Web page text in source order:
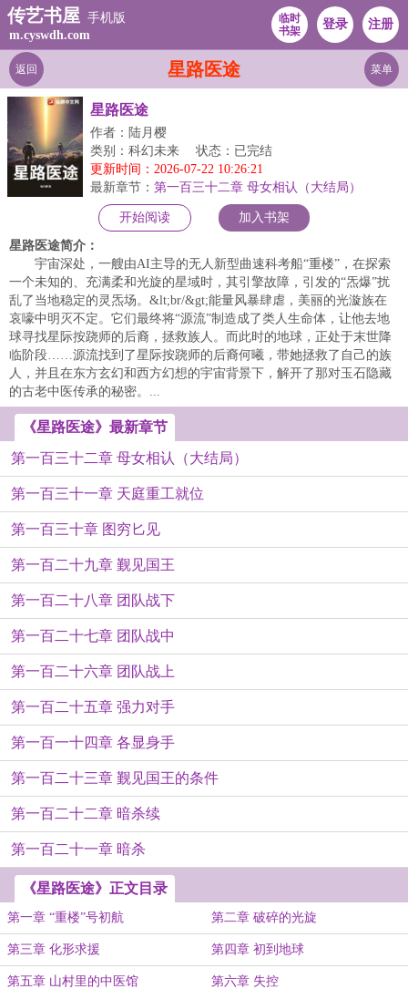
传艺书屋 手机版
m.cyswdh.com
临时
书架
登录 注册
星路医途
返回 菜单
星路医途
作者：陆月樱
类别：科幻未来
状态：已完结
更新时间：2026-07-22 10:26:21
最新章节： 第一百三十二章 母女相认（大结局）
开始阅读 加入书架
星路医途简介：
宇宙深处，一艘由AI主导的无人新型曲速科考船“重楼”，在探索
一个未知的、充满柔和光旋的星域时，其引擎故障，引发的“炁爆”扰
乱了当地稳定的灵炁场。&lt;br/&gt;能量风暴肆虐，美丽的光漩族在
哀嚎中明灭不定。它们最终将“源流”制造成了类人生命体，让他去地
球寻找星际按跷师的后裔，拯救族人。而此时的地球，正处于末世降
临阶段……源流找到了星际按跷师的后裔何曦，带她拯救了自己的族
人，并且在东方玄幻和西方幻想的宇宙背景下，解开了那对玉石隐藏
的古老中医传承的秘密。...
《星路医途》最新章节
第一百三十二章 母女相认（大结局）
第一百三十一章 天庭重工就位
第一百三十章 图穷匕见
第一百二十九章 觐见国王
第一百二十八章 团队战下
第一百二十七章 团队战中
第一百二十六章 团队战上
第一百二十五章 强力对手
第一百一十四章 各显身手
第一百二十三章 觐见国王的条件
第一百二十二章 暗杀续
第一百二十一章 暗杀
《星路医途》正文目录
第一章 “重楼”号初航 第二章 破碎的光旋
第三章 化形求援 第四章 初到地球
第五章 山村里的中医馆 第六章 失控